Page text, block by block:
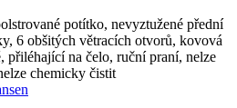
potítko, nevyztužené přední
6 obšitých větracích otvorů, kovová
přiléhající na čelo, ruční praní, nelze
chemicky čistit